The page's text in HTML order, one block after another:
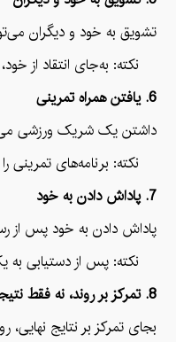
تشویق به خود و دیگران
نکته: به‌جای انتقاد از
6. یافتن همراه تمرینی
داشتن یک شریک ورزشی
نکته: برنامه‌های تمرینی
7. پاداش دادن به خود
پاداش دادن به خود پس از
نکته: پس از دستیابی به یک هدف کوچک، مانند کاهش 1 کیلو
8. تمرکز بر روند، نه فقط نتیجه
بجای تمرکز بر نتایج